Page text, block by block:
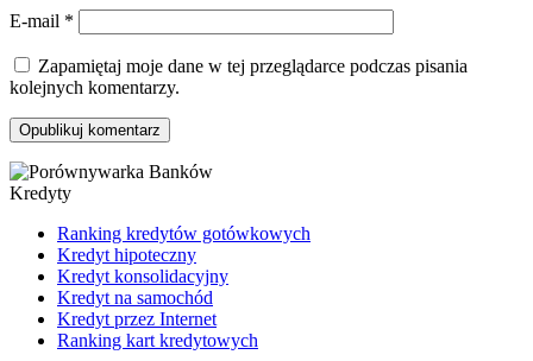
E-mail *
Zapamiętaj moje dane w tej przeglądarce podczas pisania
kolejnych komentarzy.
Kredyty
Ranking kredytów gotówkowych
Kredyt hipoteczny
Kredyt konsolidacyjny
Kredyt na samochód
Kredyt przez Internet
Ranking kart kredytowych